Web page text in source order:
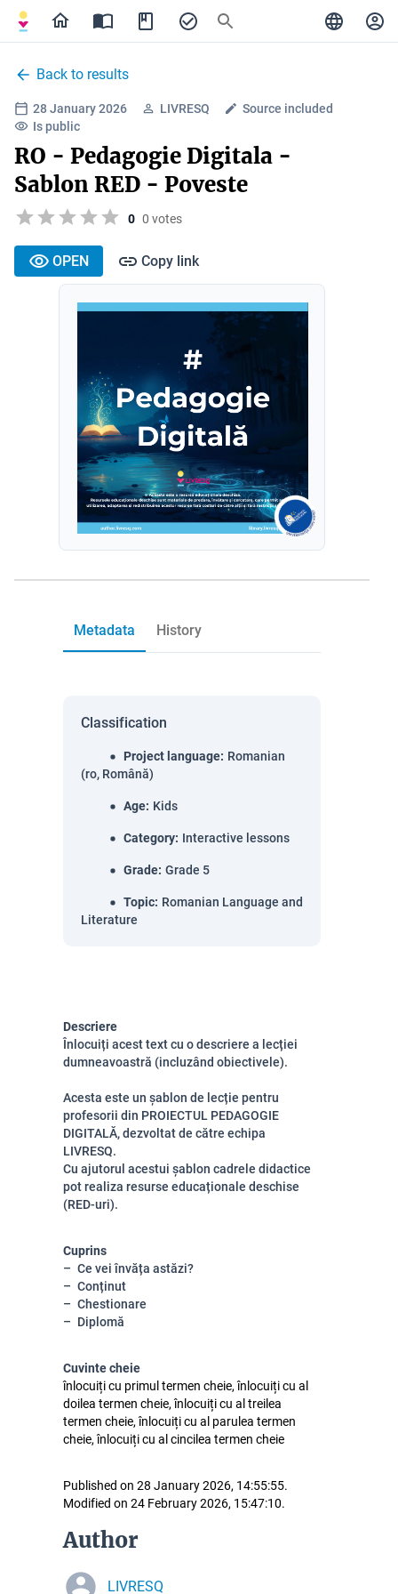
Back to results
28 January 2026 LIVRESQ
Source included
Is public
RO - Pedagogie Digitala -
Sablon RED - Poveste
0 0 votes
OPEN Copy link
Metadata History
Classification
Project language: Romanian
(ro, Română)
Age: Kids
Category: Interactive lessons
Grade: Grade 5
Topic: Romanian Language and
Literature
Descriere
Înlocuiți acest text cu o descriere a lecției
dumneavoastră (incluzând obiectivele).
Acesta este un șablon de lecție pentru
profesorii din PROIECTUL PEDAGOGIE
DIGITALĂ, dezvoltat de către echipa
LIVRESQ.
Cu ajutorul acestui șablon cadrele didactice
pot realiza resurse educaționale deschise
(RED-uri).
Cuprins
Ce vei învăța astăzi?
Conținut
Chestionare
Diplomă
Cuvinte cheie
înlocuiți cu primul termen cheie, înlocuiți cu al
doilea termen cheie, înlocuiți cu al treilea
termen cheie, înlocuiți cu al parulea termen
cheie, înlocuiți cu al cincilea termen cheie
Published on 28 January 2026, 14:55:55.
Modified on 24 February 2026, 15:47:10.
Author
LIVRESQ